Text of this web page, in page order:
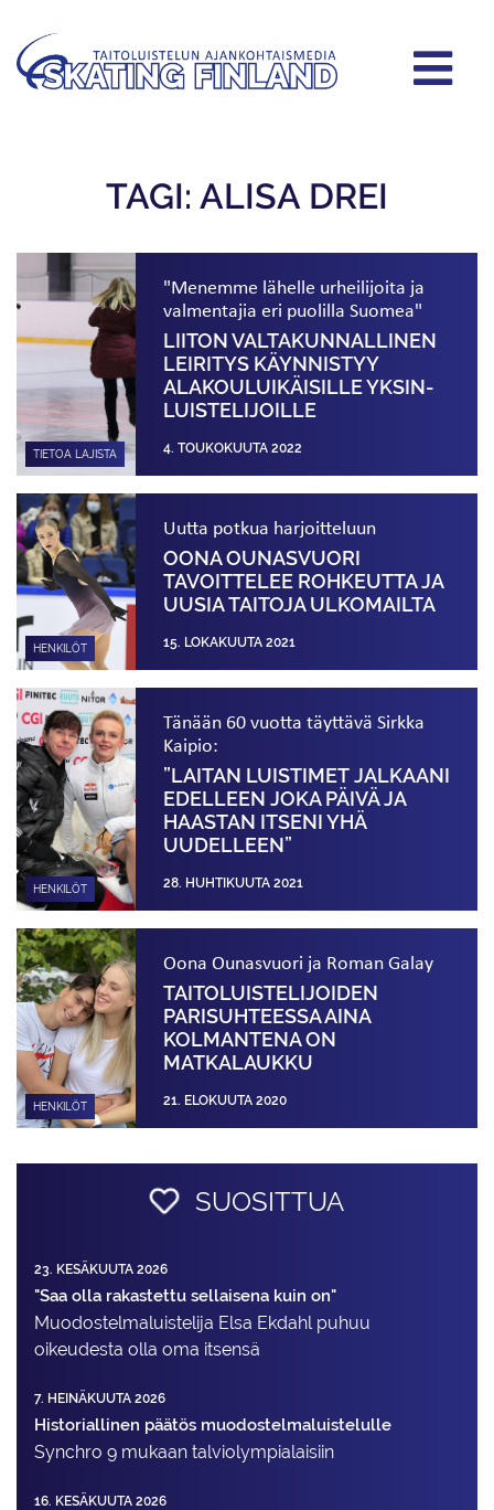
TAGI: ALISA DREI
TIETOA LAJISTA
"Menemme lähelle urheilijoita ja
valmentajia eri puolilla Suomea"
LIITON VALTA­KUNNALLINEN
LEIRITYS KÄYNNISTYY
ALAKOULU­­IKÄISILLE YKSIN­
LUISTELIJOILLE
4. TOUKOKUUTA 2022
HENKILÖT
Uutta potkua harjoitteluun
OONA OUNASVUORI
TAVOITTELEE ROHKEUTTA JA
UUSIA TAITOJA ULKOMAILTA
15. LOKAKUUTA 2021
HENKILÖT
Tänään 60 vuotta täyttävä Sirkka
Kaipio:
”LAITAN LUISTIMET JALKAANI
EDELLEEN JOKA PÄIVÄ JA
HAASTAN ITSENI YHÄ
UUDELLEEN”
28. HUHTIKUUTA 2021
HENKILÖT
Oona Ounasvuori ja Roman Galay
TAITOLUISTELI­JOIDEN
PARISUHTEESSA AINA
KOLMANTENA ON
MATKALAUKKU
21. ELOKUUTA 2020
SUOSITTUA
23. KESÄKUUTA 2026
"Saa olla rakastettu sellaisena kuin on"
Muodostelma­luistelija Elsa Ekdahl puhuu
oikeudesta olla oma itsensä
7. HEINÄKUUTA 2026
Historiallinen päätös muodostelmaluistelulle
Synchro 9 mukaan talviolympialaisiin
16. KESÄKUUTA 2026